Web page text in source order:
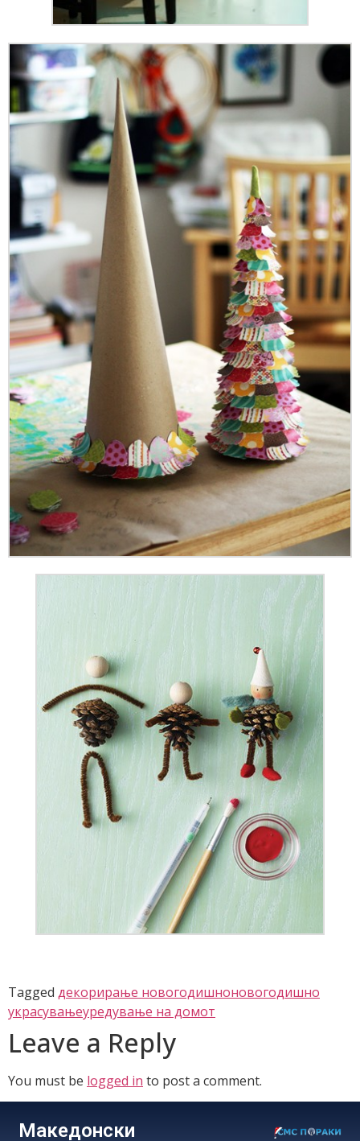
Tagged декорирање новогодишноновогодишно
украсувањеуредување на домот
Leave a Reply
You must be logged in to post a comment.
Македонски